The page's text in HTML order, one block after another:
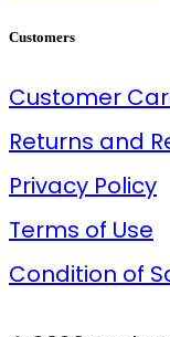
Customers
Customer
Returns and
Privacy Policy
Terms of Use
Condition of